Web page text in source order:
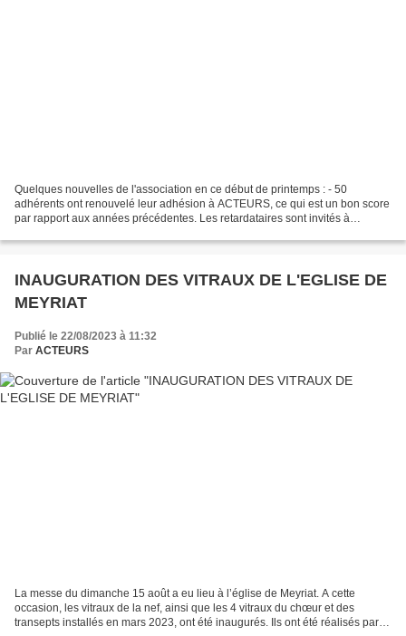
Quelques nouvelles de l'association en ce début de printemps : - 50
adhérents ont renouvelé leur adhésion à ACTEURS, ce qui est un bon score
par rapport aux années précédentes. Les retardataires sont invités à
INAUGURATION DES VITRAUX DE L'EGLISE DE
MEYRIAT
Publié le 22/08/2023 à 11:32
Par ACTEURS
La messe du dimanche 15 août a eu lieu à l’église de Meyriat. A cette
occasion, les vitraux de la nef, ainsi que les 4 vitraux du chœur et des
transepts installés en mars 2023, ont été inaugurés. Ils ont été réalisés par